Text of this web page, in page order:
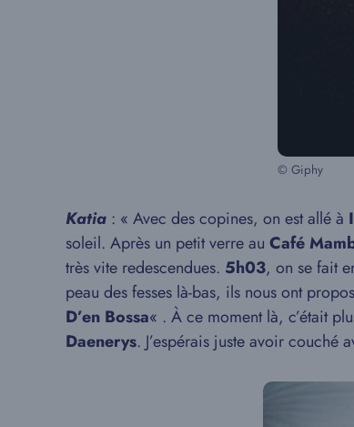
© Giphy
Katia : « Avec des copines, on est allé à
soleil. Après un petit verre au Café
très vite redescendues. 5h03, on se fait
peau des fesses là-bas, ils nous ont
D’en Bossa« . À ce moment là, c’était
Daenerys. J’espérais juste avoir couché